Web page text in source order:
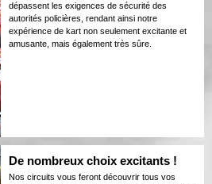
dépassent les exigences de sécurité des
autorités policières, rendant ainsi notre
expérience de kart non seulement excitante et
amusante, mais également très sûre.
De nombreux choix excitants !
Nos circuits vous feront découvrir tous vos